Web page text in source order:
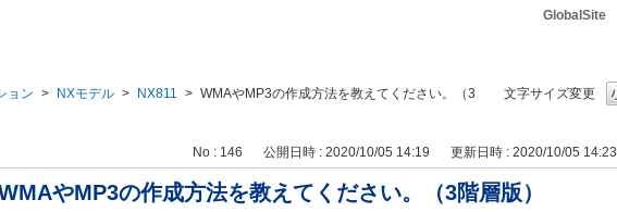
GlobalSite
文字サイズ変更
ョン > NXモデル > NX811 > WMAやMP3の作成方法を教えてください。（3
No : 146 公開日時 : 2020/10/05 14:19 更新日時 : 2020/10/05 14:23
やMP3の作成方法を教えてください。（3階層版）